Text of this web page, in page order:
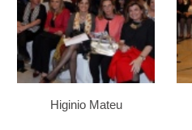
Higinio Mateu